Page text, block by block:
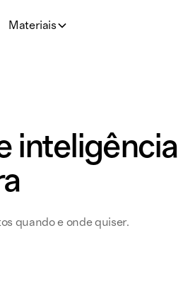
Materiais
inteligência
quando e onde quiser.